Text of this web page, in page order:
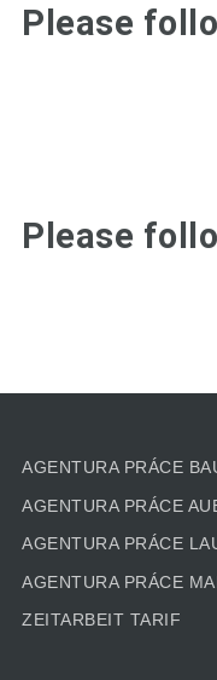
Please
Please
AGENTURA PRÁCE
AGENTURA PRÁCE
AGENTURA PRÁCE
AGENTURA PRÁCE
ZEITARBEIT TARIF